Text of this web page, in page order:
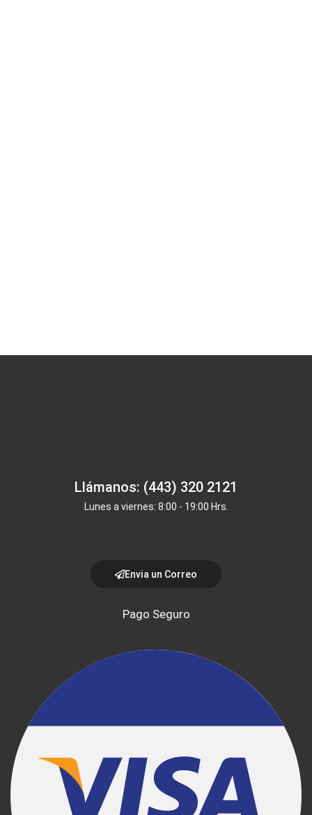
Llámanos: (443) 320 2121
Lunes a viernes: 8:00 - 19:00 Hrs.
Envia un Correo
Pago Seguro